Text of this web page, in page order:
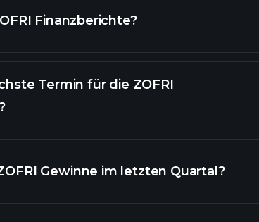
unsere Liste der Aktien
Finanzberichte?
Finanzberichte von ZOFRI
Termin für die ZOFRI
Gewinne im letzten Quartal?